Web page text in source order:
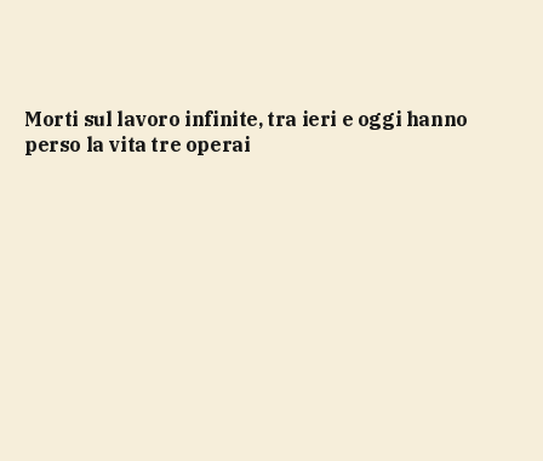
Morti sul lavoro infinite, tra ieri e oggi hanno
perso la vita tre operai